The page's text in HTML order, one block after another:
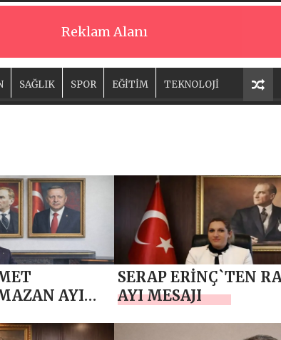
Reklam Alanı
SAĞLIK SPOR EĞİTİM TEKNOLOJİ
AYI
SERAP ERİNÇ`TEN
AYI MESAJI